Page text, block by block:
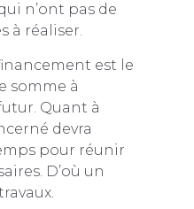
n’ont pas de
à réaliser.
est le
somme à
Quant à
devra
pour réunir
D’où un